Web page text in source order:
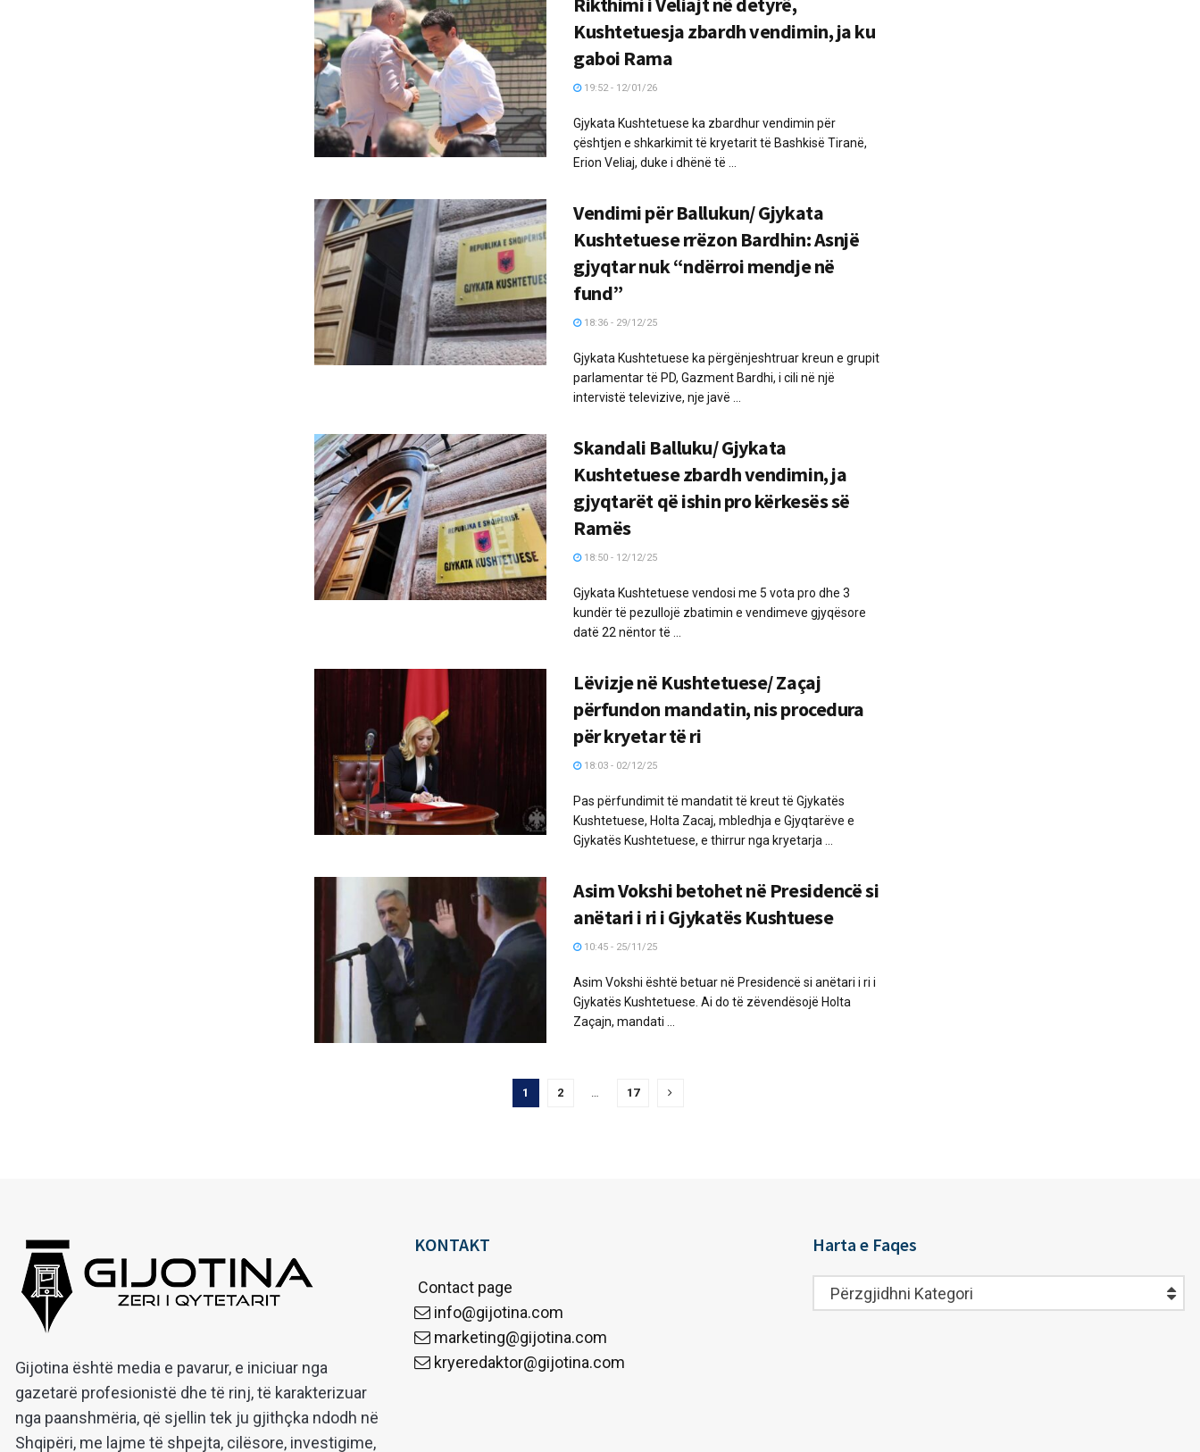
Kushtetuesja zbardh vendimin, ja ku
gaboi Rama
19:52 - 12/01/26
Gjykata Kushtetuese ka zbardhur vendimin për
çështjen e shkarkimit të kryetarit të Bashkisë Tiranë,
Erion Veliaj, duke i dhënë të ...
Vendimi për Ballukun/ Gjykata
Kushtetuese rrëzon Bardhin: Asnjë
gjyqtar nuk “ndërroi mendje në
fund”
18:36 - 29/12/25
Gjykata Kushtetuese ka përgënjeshtruar kreun e grupit
parlamentar të PD, Gazment Bardhi, i cili në një
intervistë televizive, nje javë ...
Skandali Balluku/ Gjykata
Kushtetuese zbardh vendimin, ja
gjyqtarët që ishin pro kërkesës së
Ramës
18:50 - 12/12/25
Gjykata Kushtetuese vendosi me 5 vota pro dhe 3
kundër të pezullojë zbatimin e vendimeve gjyqësore
datë 22 nëntor të ...
Lëvizje në Kushtetuese/ Zaçaj
përfundon mandatin, nis procedura
për kryetar të ri
18:03 - 02/12/25
Pas përfundimit të mandatit të kreut të Gjykatës
Kushtetuese, Holta Zacaj, mbledhja e Gjyqtarëve e
Gjykatës Kushtetuese, e thirrur nga kryetarja ...
Asim Vokshi betohet në Presidencë si
anëtari i ri i Gjykatës Kushtuese
10:45 - 25/11/25
Asim Vokshi është betuar në Presidencë si anëtari i ri i
Gjykatës Kushtetuese. Ai do të zëvendësojë Holta
Zaçajn, mandati ...
1 2 17
Gijotina është media e pavarur, e iniciuar nga
gazetarë profesionistë dhe të rinj, të karakterizuar
nga paanshmëria, që sjellin tek ju gjithçka ndodh në
Shqipëri, me lajme të shpejta, cilësore, investigime,
KONTAKT
Contact page
info@gijotina.com
marketing@gijotina.com
kryeredaktor@gijotina.com
Harta e Faqes
Harta
e
Përzgjidhni Kategori